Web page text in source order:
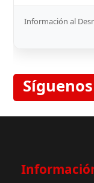
Información al